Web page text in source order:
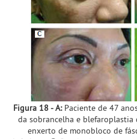
Figura 18 - A:Paciente de 47
da sobrancelha e
enxerto de monobloco de